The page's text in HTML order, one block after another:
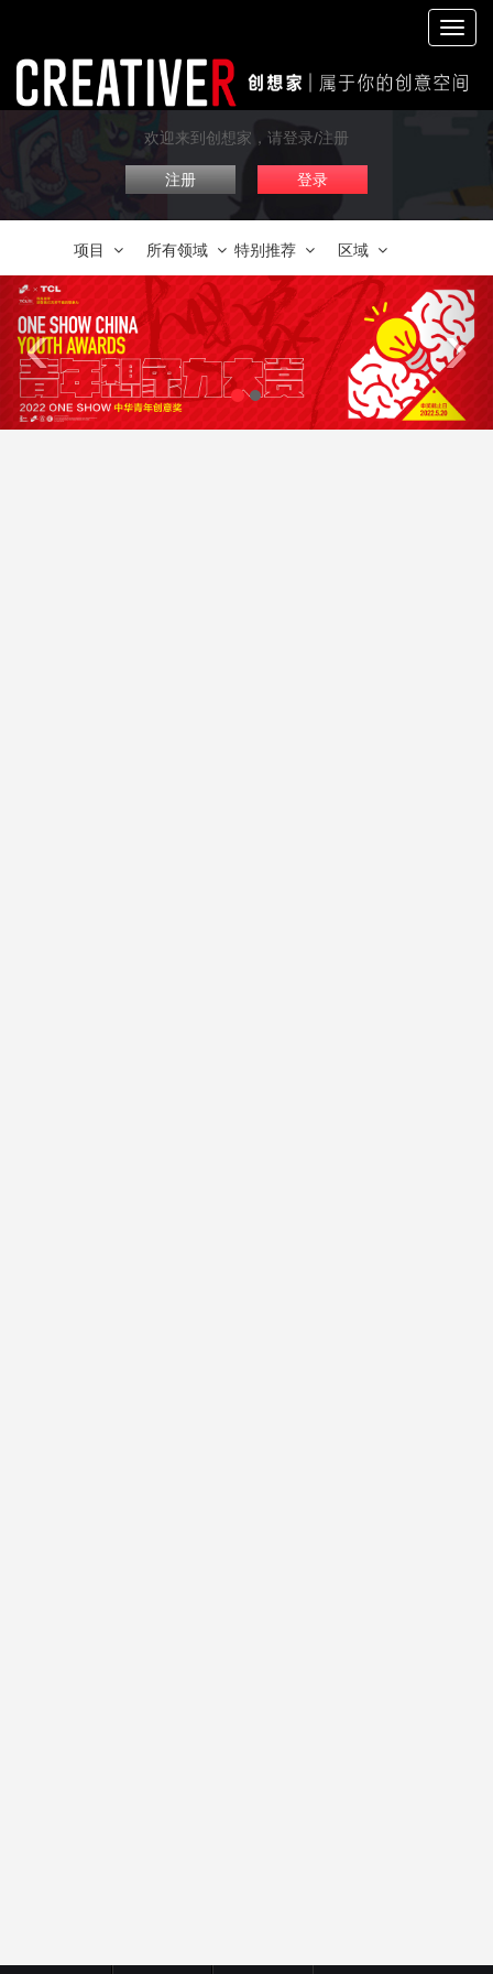
切
换
航
欢迎来到创想家，请登录/注册
注册 登录
项目 所有领域 特别推荐 区域
‹ ›